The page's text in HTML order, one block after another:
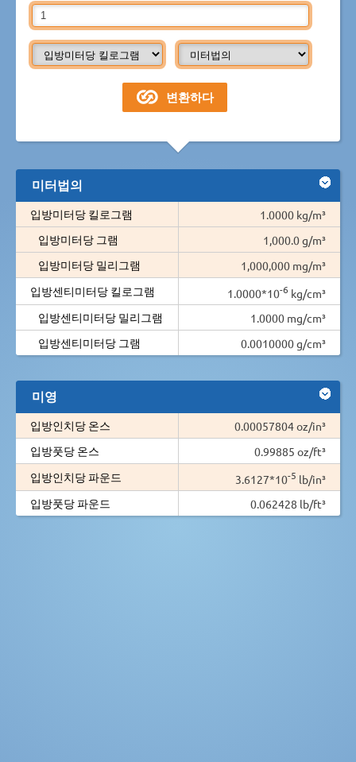
미터법의
입방미터당 킬로그램
1.0000 kg/m³
입방미터당 그램
1,000.0 g/m³
입방미터당 밀리그램
1,000,000 mg/m³
입방센티미터당 킬로그램
1.0000*10-6 kg/cm³
입방센티미터당 밀리그램
1.0000 mg/cm³
입방센티미터당 그램
0.0010000 g/cm³
미영
입방인치당 온스
0.00057804 oz/in³
입방풋당 온스
0.99885 oz/ft³
입방인치당 파운드
3.6127*10-5 lb/in³
입방풋당 파운드
0.062428 lb/ft³